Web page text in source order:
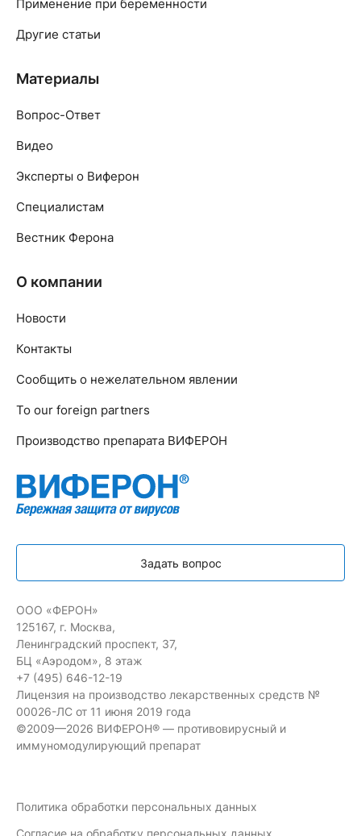
Применение при беременности
Другие статьи
Материалы
Вопрос-Ответ
Видео
Эксперты о Виферон
Специалистам
Вестник Ферона
О компании
Новости
Контакты
Сообщить о нежелательном явлении
To our foreign partners
Производство препарата ВИФЕРОН
Задать вопрос
ООО «ФЕРОН»
125167, г. Москва,
Ленинградский проспект, 37,
БЦ «Аэродом», 8 этаж
+7 (495) 646-12-19
Лицензия на производство лекарственных средств №
00026-ЛС от 11 июня 2019 года
©2009—2026 ВИФЕРОН® — противовирусный и
иммуномодулирующий препарат
Политика обработки персональных данных